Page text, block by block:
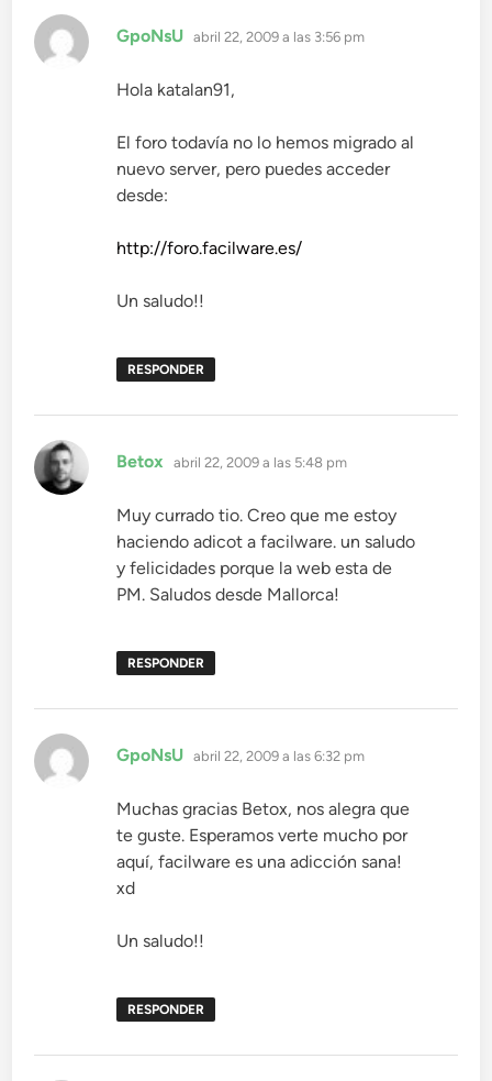
GpoNsU dice:
abril 22, 2009 a las 3:56 pm
Hola katalan91,
El foro todavía no lo hemos migrado al
nuevo server, pero puedes acceder
desde:
http://foro.facilware.es/
Un saludo!!
RESPONDER
Betox dice:
abril 22, 2009 a las 5:48 pm
Muy currado tio. Creo que me estoy
haciendo adicot a facilware. un saludo
y felicidades porque la web esta de
PM. Saludos desde Mallorca!
RESPONDER
GpoNsU dice:
abril 22, 2009 a las 6:32 pm
Muchas gracias Betox, nos alegra que
te guste. Esperamos verte mucho por
aquí, facilware es una adicción sana!
xd
Un saludo!!
RESPONDER